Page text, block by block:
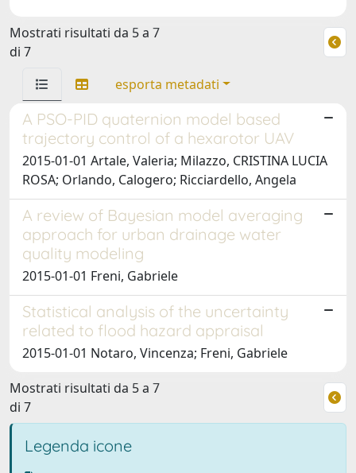
Mostrati risultati da 5 a 7
di 7
esporta metadati
A PSO-PID quaternion model based
trajectory control of a hexarotor UAV
2015-01-01 Artale, Valeria; Milazzo, CRISTINA LUCIA
ROSA; Orlando, Calogero; Ricciardello, Angela
A review of Bayesian model averaging
approach for urban drainage water
quality modeling
2015-01-01 Freni, Gabriele
Statistical analysis of the uncertainty
related to flood hazard appraisal
2015-01-01 Notaro, Vincenza; Freni, Gabriele
Mostrati risultati da 5 a 7
di 7
Legenda icone